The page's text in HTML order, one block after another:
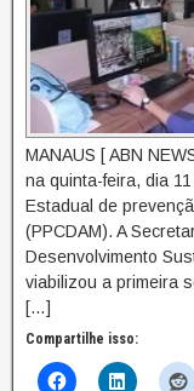
MANAUS [ ABN
na quinta-feira, dia
Estadual de
(PPCDAM). A
Desenvolvimento
viabilizou a primeira
[…]
Compartilhe isso: